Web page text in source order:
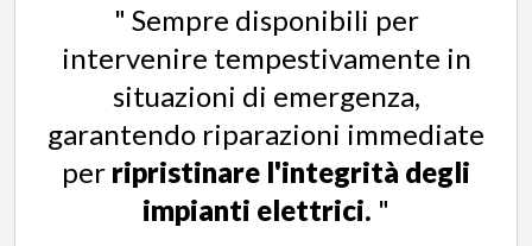
" Sempre disponibili per
intervenire tempestivamente in
situazioni di emergenza,
garantendo riparazioni immediate
per ripristinare l'integrità degli
impianti elettrici. "